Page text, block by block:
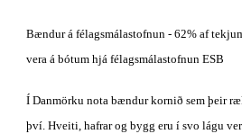
Bændur á félagsmálastofnun - 62% af
vera á bótum hjá félagsmálastofnun ESB
Í Danmörku nota bændur kornið sem þeir
því. Hveiti, hafrar og bygg eru í svo lágu